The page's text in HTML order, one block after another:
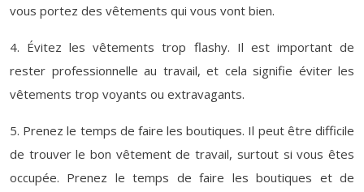
vous portez des vêtements qui vous vont bien.
4. Évitez les vêtements trop flashy. Il est important de
rester professionnelle au travail, et cela signifie éviter les
vêtements trop voyants ou extravagants.
5. Prenez le temps de faire les boutiques. Il peut être difficile
de trouver le bon vêtement de travail, surtout si vous êtes
occupée. Prenez le temps de faire les boutiques et de